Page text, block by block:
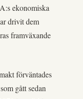
ekonomiska
drivit dem
framväxande
förväntades
gått sedan